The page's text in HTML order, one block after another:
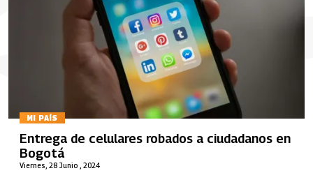
MI PAÍS
Viernes, 28 Junio , 2024
Entrega de celulares robados a ciudadanos en
Bogotá